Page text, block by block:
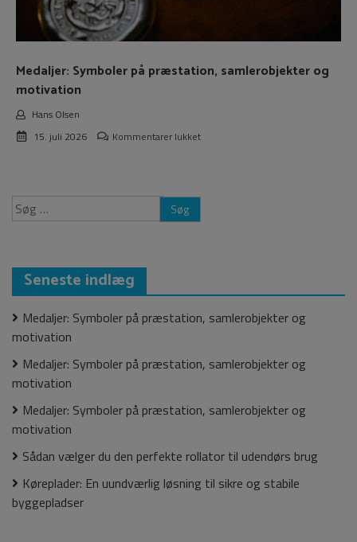
Medaljer: Symboler på præstation, samlerobjekter og
motivation
Hans Olsen
15. juli 2026
Kommentarer lukkettil
præstation,
og
Søg
efter:
Seneste indlæg
Medaljer: Symboler på præstation, samlerobjekter og
motivation
Medaljer: Symboler på præstation, samlerobjekter og
motivation
Medaljer: Symboler på præstation, samlerobjekter og
motivation
Sådan vælger du den perfekte rollator til udendørs brug
Køreplader: En uundværlig løsning til sikre og stabile
byggepladser